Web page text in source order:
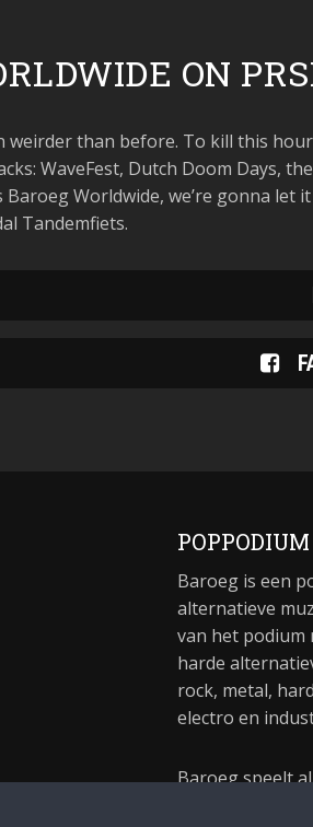
ON
weirder than before. To kill this
WaveFest, Dutch Doom Days,
Baroeg Worldwide, we’re gonna
Tandemfiets.
Baroeg is een
alternatieve
van het podium
harde
rock, metal,
electro en
Baroeg speelt